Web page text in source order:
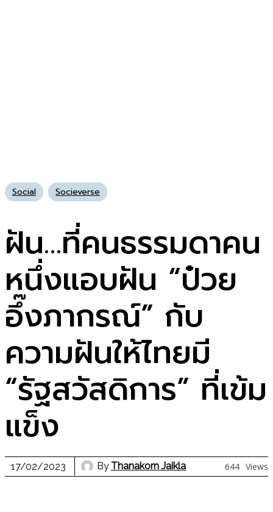
Social Socieverse
ฝัน…ที่คนธรรมดาคน
หนึ่งแอบฝัน “ป๋วย
อึ๊งภากรณ์” กับ
ความฝันให้ไทยมี
“รัฐสวัสดิการ” ที่เข้ม
แข็ง
17/02/2023 By Thanakorn Jaikla 644 Views